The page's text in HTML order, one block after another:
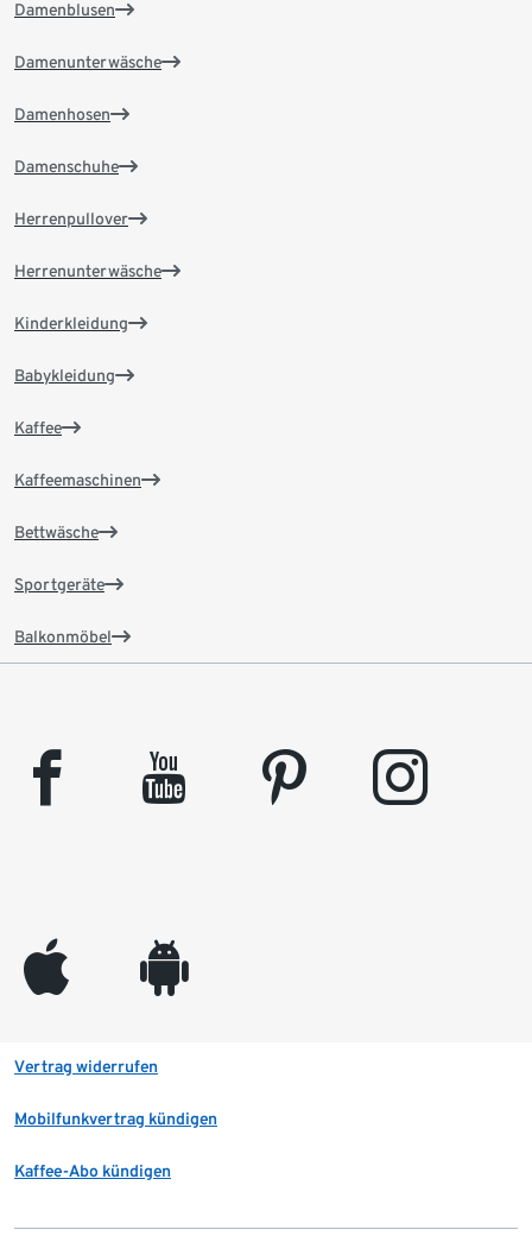
Damenblusen
Damenunterwäsche
Damenhosen
Damenschuhe
Herrenpullover
Herrenunterwäsche
Kinderkleidung
Babykleidung
Kaffee
Kaffeemaschinen
Bettwäsche
Sportgeräte
Balkonmöbel
facebook youtube pinterest instagram
appleinc android
Vertrag widerrufen
Mobilfunkvertrag kündigen
Kaffee-Abo kündigen